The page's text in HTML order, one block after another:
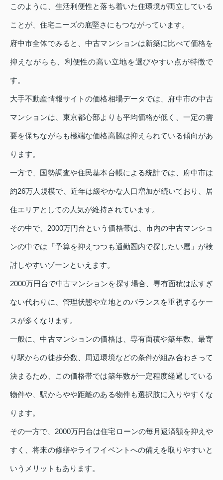
このように、生活利便性と落ち着いた住環境が両立している
ことが、住宅ニーズの底堅さにもつながっています。
府中市全体でみると、中古マンションは新築に比べて価格を
抑えながらも、利便性の高い立地を選びやすい点が特徴で
す。
大手不動産情報サイトの価格相場データでは、府中市の中古
マンションは、東京都心部よりも平均価格が低く、一定の需
要を保ちながらも極端な価格高騰は抑えられている傾向があ
ります。
一方で、国勢調査や住民基本台帳による統計では、府中市は
約26万人規模で、近年は緩やかな人口増加が続いており、居
住エリアとしての人気が維持されています。
その中で、2000万円台という価格帯は、市内の中古マンショ
ンの中では「予算を抑えつつも通勤圏内で探したい層」が検
討しやすいゾーンといえます。
2000万円台で中古マンションを探す場合、専有面積は広すぎ
ない代わりに、管理状態や立地とのバランスを重視するケー
スが多くなります。
一般に、中古マンションの価格は、専有面積や築年数、最寄
り駅からの徒歩分数、周辺環境などの条件が組み合わさって
決まるため、この価格帯では築年数が一定程度経過している
物件や、駅からやや距離のある物件も選択肢に入りやすくな
ります。
その一方で、2000万円台は住宅ローンの毎月返済額を抑えや
すく、将来の修繕やライフイベントへの備えを取りやすいと
いうメリットもあります。